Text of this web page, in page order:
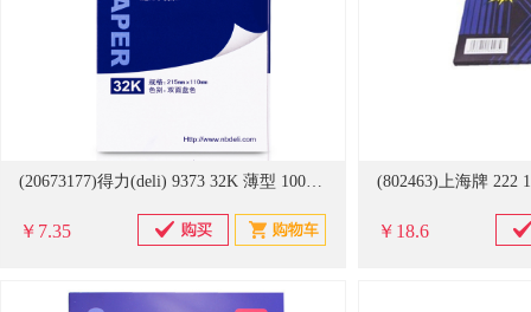
(20673177)得力(deli) 9373 32K 薄型 100页/盒 复写纸 蓝色(单位：盒)
￥7.35 ￥18.6